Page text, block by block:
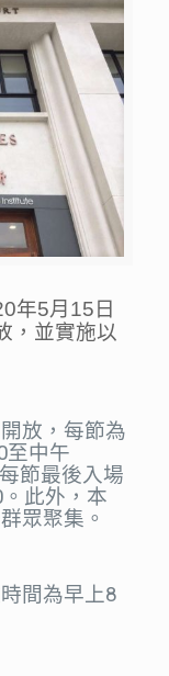
年5月15日
，並實施以
放，每節為
至中午
節最後入場
此外，本
眾聚集。
間為早上8